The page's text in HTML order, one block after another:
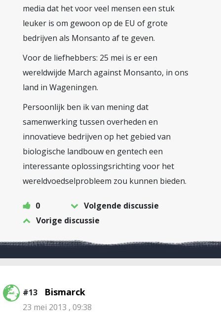
media dat het voor veel mensen een stuk
leuker is om gewoon op de EU of grote
bedrijven als Monsanto af te geven.
Voor de liefhebbers: 25 mei is er een
wereldwijde March against Monsanto, in ons
land in Wageningen.
Persoonlijk ben ik van mening dat
samenwerking tussen overheden en
innovatieve bedrijven op het gebied van
biologische landbouw en gentech een
interessante oplossingsrichting voor het
wereldvoedselprobleem zou kunnen bieden.
0
Volgende discussie
Vorige discussie
#13 Bismarck
23 mei 2013 , 09:38